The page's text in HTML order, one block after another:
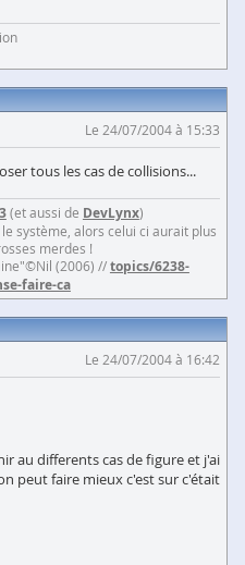
Le 24/07/2004 à 15:33
tous les cas de collisions...
(et aussi de DevLynx)
système, alors celui ci aurait plus
merdes !
(2006) //topics/6238-
faire-ca
Le 24/07/2004 à 16:42
au differents cas de figure et j'ai
peut faire mieux c'est sur c'était